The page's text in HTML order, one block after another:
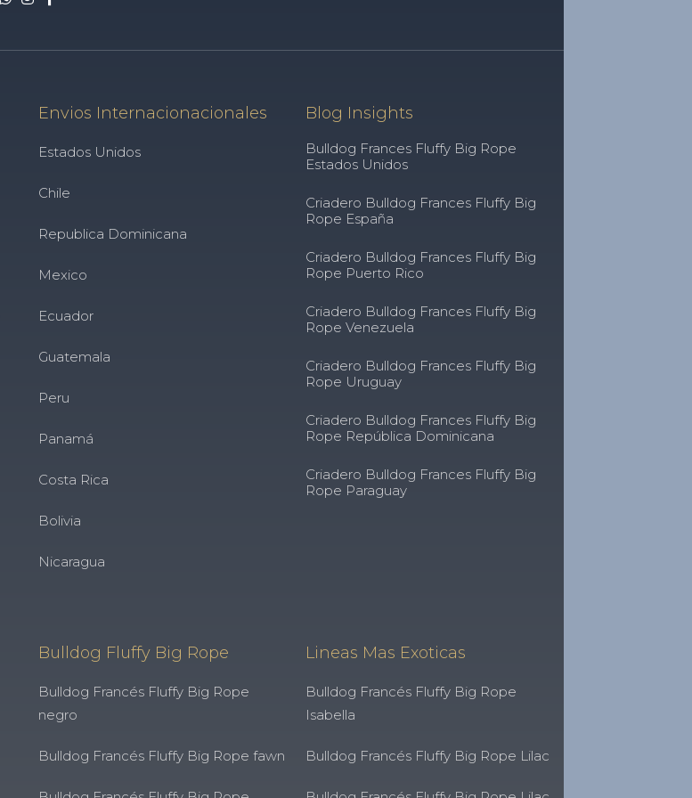
Envios Internacionacionales
Estados Unidos
Chile
Republica Dominicana
Mexico
Ecuador
Guatemala
Peru
Panamá
Costa Rica
Bolivia
Nicaragua
Blog Insights
Bulldog Frances Fluffy Big Rope
Estados Unidos
Criadero Bulldog Frances Fluffy Big
Rope España
Criadero Bulldog Frances Fluffy Big
Rope Puerto Rico
Criadero Bulldog Frances Fluffy Big
Rope Venezuela
Criadero Bulldog Frances Fluffy Big
Rope Uruguay
Criadero Bulldog Frances Fluffy Big
Rope República Dominicana
Criadero Bulldog Frances Fluffy Big
Rope Paraguay
Bulldog Fluffy Big Rope
Bulldog Francés Fluffy Big Rope
negro
Bulldog Francés Fluffy Big Rope fawn
Lineas Mas Exoticas
Bulldog Francés Fluffy Big Rope
Isabella
Bulldog Francés Fluffy Big Rope Lilac